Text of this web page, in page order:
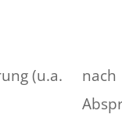
(u.a.
nach